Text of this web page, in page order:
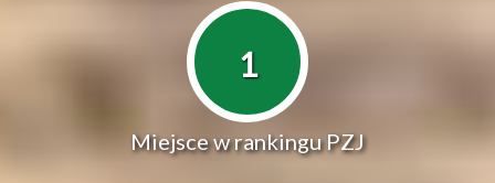
1
Miejsce w rankingu PZJ